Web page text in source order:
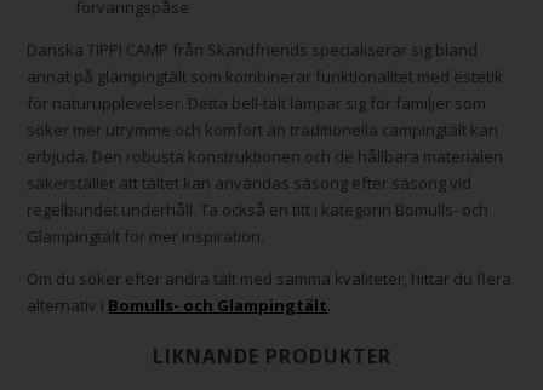
förvaringspåse
Danska TIPPI CAMP från Skandfriends specialiserar sig bland
annat på glampingtält som kombinerar funktionalitet med estetik
för naturupplevelser. Detta bell-tält lämpar sig för familjer som
söker mer utrymme och komfort än traditionella campingtält kan
erbjuda. Den robusta konstruktionen och de hållbara materialen
säkerställer att tältet kan användas säsong efter säsong vid
regelbundet underhåll. Ta också en titt i kategorin Bomulls- och
Glampingtält för mer inspiration.
Om du söker efter andra tält med samma kvaliteter, hittar du flera
alternativ i Bomulls- och Glampingtält.
LIKNANDE PRODUKTER